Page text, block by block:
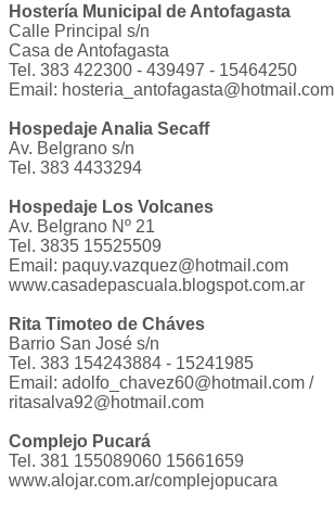
Hostería Municipal de Antofagasta
Calle Principal s/n
Casa de Antofagasta
Tel. 383 422300 - 439497 - 15464250
Email: hosteria_antofagasta@hotmail.com
Hospedaje Analia Secaff
Av. Belgrano s/n
Tel. 383 4433294
Hospedaje Los Volcanes
Av. Belgrano Nº 21
Tel. 3835 15525509
Email: paquy.vazquez@hotmail.com
www.casadepascuala.blogspot.com.ar
Rita Timoteo de Cháves
Barrio San José s/n
Tel. 383 154243884 - 15241985
Email: adolfo_chavez60@hotmail.com /
ritasalva92@hotmail.com
Complejo Pucará
Tel. 381 155089060 15661659
www.alojar.com.ar/complejopucara